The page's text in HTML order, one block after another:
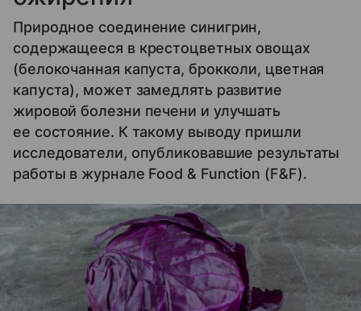
Природное соединение синигрин,
содержащееся в крестоцветных овощах
(белокочанная капуста, брокколи, цветная
капуста), может замедлять развитие
жировой болезни печени и улучшать
ее состояние. К такому выводу пришли
исследователи, опубликовавшие результаты
работы в журнале Food & Function (F&F).